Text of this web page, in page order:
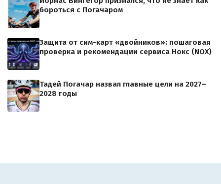
бороться с Погачаром
Защита от сим-карт «двойников»: пошаговая
проверка и рекомендации сервиса Нокс (NOX)
Тадей Погачар назвал главные цели на 2027–
2028 годы